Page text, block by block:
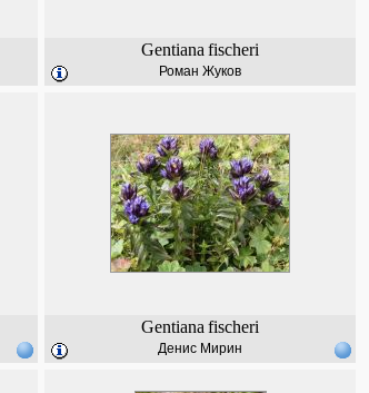
Gentiana fischeri
Роман Жуков
Gentiana fischeri
Денис Мирин